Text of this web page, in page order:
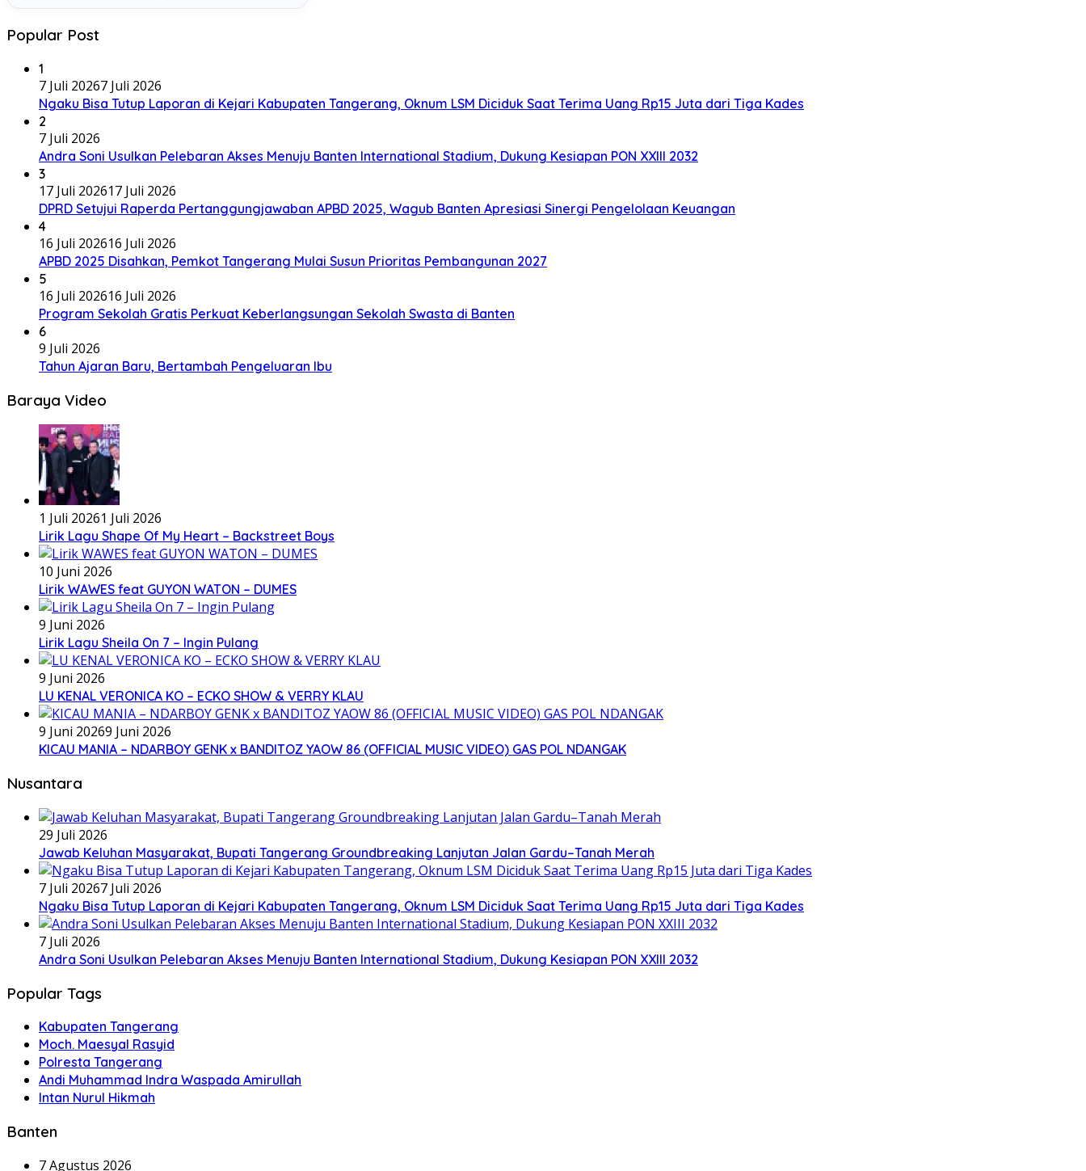
Popular Post
1
7 Juli 20267 Juli 2026
Ngaku Bisa Tutup Laporan di Kejari Kabupaten Tangerang, Oknum LSM Diciduk Saat Terima Uang Rp15 Juta dari Tiga Kades
2
7 Juli 2026
Andra Soni Usulkan Pelebaran Akses Menuju Banten International Stadium, Dukung Kesiapan PON XXIII 2032
3
17 Juli 202617 Juli 2026
DPRD Setujui Raperda Pertanggungjawaban APBD 2025, Wagub Banten Apresiasi Sinergi Pengelolaan Keuangan
4
16 Juli 202616 Juli 2026
APBD 2025 Disahkan, Pemkot Tangerang Mulai Susun Prioritas Pembangunan 2027
5
16 Juli 202616 Juli 2026
Program Sekolah Gratis Perkuat Keberlangsungan Sekolah Swasta di Banten
6
9 Juli 2026
Tahun Ajaran Baru, Bertambah Pengeluaran Ibu
Baraya Video
1 Juli 20261 Juli 2026
Lirik Lagu Shape Of My Heart – Backstreet Boys
10 Juni 2026
Lirik WAWES feat GUYON WATON – DUMES
9 Juni 2026
Lirik Lagu Sheila On 7 – Ingin Pulang
9 Juni 2026
LU KENAL VERONICA KO – ECKO SHOW & VERRY KLAU
9 Juni 20269 Juni 2026
KICAU MANIA – NDARBOY GENK x BANDITOZ YAOW 86 (OFFICIAL MUSIC VIDEO) GAS POL NDANGAK
Nusantara
29 Juli 2026
Jawab Keluhan Masyarakat, Bupati Tangerang Groundbreaking Lanjutan Jalan Gardu–Tanah Merah
7 Juli 20267 Juli 2026
Ngaku Bisa Tutup Laporan di Kejari Kabupaten Tangerang, Oknum LSM Diciduk Saat Terima Uang Rp15 Juta dari Tiga Kades
7 Juli 2026
Andra Soni Usulkan Pelebaran Akses Menuju Banten International Stadium, Dukung Kesiapan PON XXIII 2032
Popular Tags
Kabupaten Tangerang
Moch. Maesyal Rasyid
Polresta Tangerang
Andi Muhammad Indra Waspada Amirullah
Intan Nurul Hikmah
Banten
7 Agustus 2026